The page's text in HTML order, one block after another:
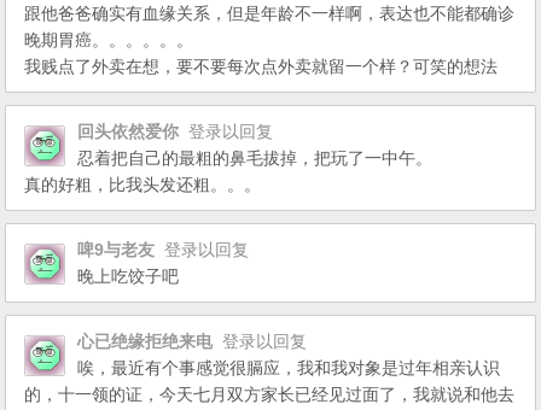
跟他爸爸确实有血缘关系，但是年龄不一样啊，表达也不能都确诊
晚期胃癌。。。。。。
我贱点了外卖在想，要不要每次点外卖就留一个样？可笑的想法
回头依然爱你 登录以回复
忍着把自己的最粗的鼻毛拔掉，把玩了一中午。
真的好粗，比我头发还粗。。。
啤9与老友 登录以回复
晚上吃饺子吧
心已绝缘拒绝来电 登录以回复
唉，最近有个事感觉很膈应，我和我对象是过年相亲认识
的，十一领的证，今天七月双方家长已经见过面了，我就说和他去